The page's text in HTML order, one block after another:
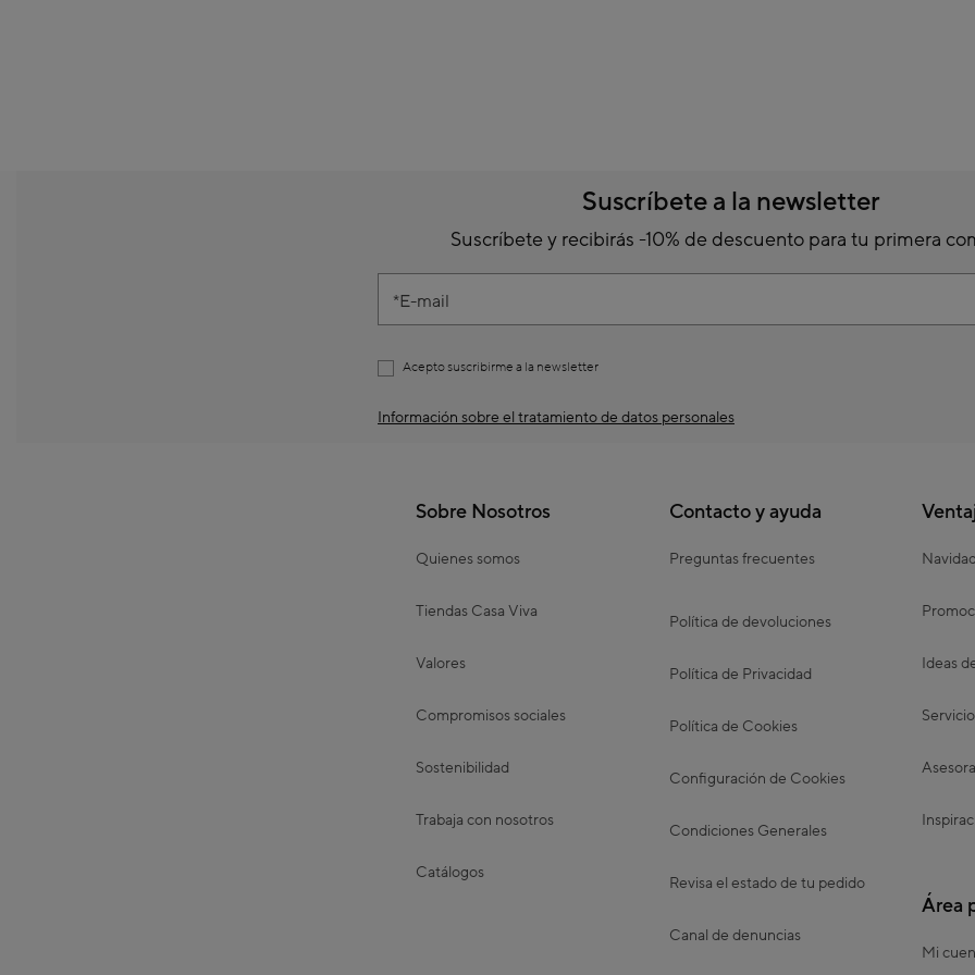
Suscríbete a la newsletter
Suscríbete y recibirás -10% de descuento para tu primera
E-mail
Acepto suscribirme a la newsletter
Información sobre el tratamiento de datos personales
Sobre Nosotros
Quienes somos
Tiendas Casa Viva
Valores
Compromisos sociales
Sostenibilidad
Trabaja con nosotros
Catálogos
Contacto y ayuda
Preguntas frecuentes
Política de devoluciones
Política de Privacidad
Política de Cookies
Configuración de Cookies
Condiciones Generales
Revisa el estado de tu pedido
Canal de denuncias
Navidad
Ideas
Área
Mi